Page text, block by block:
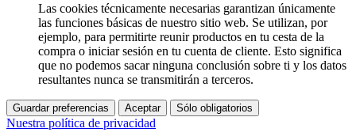
Las cookies técnicamente necesarias garantizan únicamente
las funciones básicas de nuestro sitio web. Se utilizan, por
ejemplo, para permitirte reunir productos en tu cesta de la
compra o iniciar sesión en tu cuenta de cliente. Esto significa
que no podemos sacar ninguna conclusión sobre ti y los datos
resultantes nunca se transmitirán a terceros.
Guardar preferencias Aceptar Sólo obligatorios
Nuestra política de privacidad